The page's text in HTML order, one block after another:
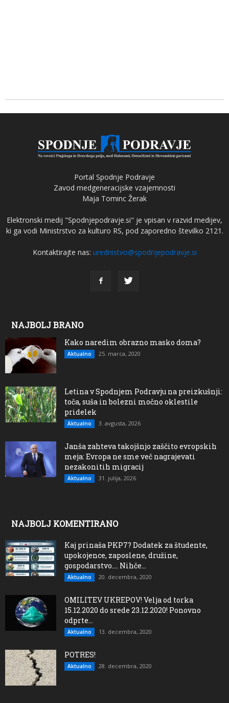
Portal Spodnje Podravje
Zavod medgeneracijske vzajemnosti
Maja Tominc Žerak
Elektronski medij "Spodnjepodravje.si" je vpisan v razvid medijev,
ki ga vodi Ministrstvo za kulturo RS, pod zaporedno številko 2121.
Kontaktirajte nas: urednistvo@spodnjepodravje.si
NAJBOLJ BRANO
Kako naredim obrazno masko doma?
Aktualno 25. marca, 2020
Letina v Spodnjem Podravju na preizkušnji:
toča, suša in bolezni močno oklestile
pridelek
Aktualno 3. avgusta, 2026
Janša zahteva takojšnjo zaščito evropskih
meja: Evropa ne sme več nagrajevati
nezakonitih migracij
Aktualno 31. julija, 2026
NAJBOLJ KOMENTIRANO
Kaj prinaša PKP7? Dodatek za študente,
upokojence, zaposlene, družine,
gospodarstvo…. Nihče...
Aktualno 20. decembra, 2020
OMILITEV UKREPOV! Velja od torka
15.12.2020 do srede 23.12.2020! Ponovno
odprte...
Aktualno 13. decembra, 2020
POTRES!
Aktualno 28. decembra, 2020